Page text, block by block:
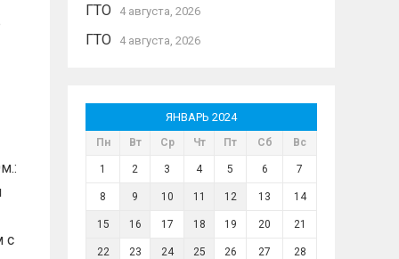
с
ГТО 4 августа, 2026
ГТО 4 августа, 2026
ЯНВАРЬ 2024
Пн Вт Ср Чт Пт Сб Вс
1 2 3 4 5 6 7
8 9 10 11 12 13 14
15 16 17 18 19 20 21
22 23 24 25 26 27 28